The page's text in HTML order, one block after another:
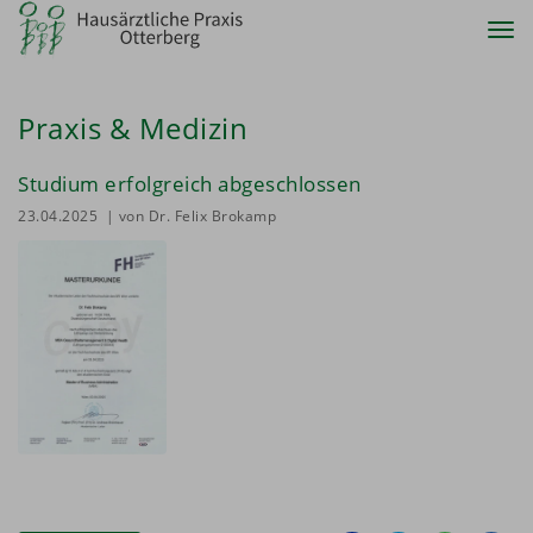
Praxis & Medizin
Studium erfolgreich abgeschlossen
23.04.2025 | von Dr. Felix Brokamp